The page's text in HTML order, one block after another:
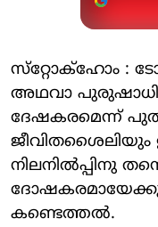
സ്‌റ്റോക്‌ഹോം :
അഥവാ
ദേഷകരമെന്ന്
ജീവിതശൈലിയും
നിലനില്‍പ്പിനു
കണ്ടെത്തല്‍.